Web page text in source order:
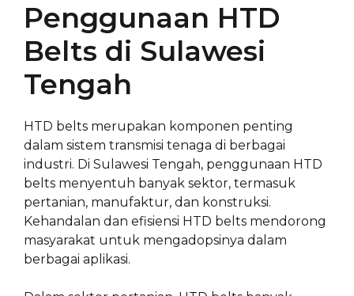
Penggunaan HTD
Belts di Sulawesi
Tengah
HTD belts merupakan komponen penting
dalam sistem transmisi tenaga di berbagai
industri. Di Sulawesi Tengah, penggunaan HTD
belts menyentuh banyak sektor, termasuk
pertanian, manufaktur, dan konstruksi.
Kehandalan dan efisiensi HTD belts mendorong
masyarakat untuk mengadopsinya dalam
berbagai aplikasi.